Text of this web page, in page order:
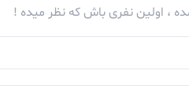
، اولین نفری باش که نظر میده !